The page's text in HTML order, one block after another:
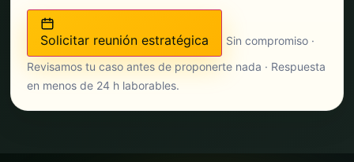
Solicitar reunión estratégica
Sin compromiso ·
Revisamos tu caso antes de proponerte nada · Respuesta
en menos de 24 h laborables.